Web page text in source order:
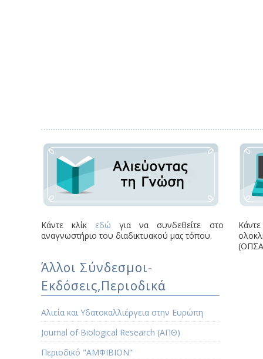
Κάντε κλίκ εδώ για να συνδεθείτε στο
αναγνωστήριο του διαδικτυακού μας τόπου.
Κάντε
Άλλοι Σύνδεσμοι-
Εκδόσεις,Περιοδικά
Αλιεία και Υδατοκαλλιέργεια στην Ευρώπη
Journal of Biological Research (ΑΠΘ)
Περιοδικό "ΑΜΦΙΒΙΟΝ"